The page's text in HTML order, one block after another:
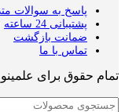
پاسخ به سوالات
پشتیبانی 24 ساعته
ضمانت بازگشت
تماس با ما
تمام حقوق برای